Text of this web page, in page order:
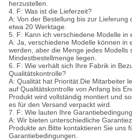
herzustellen.
4. F: Was ist die Lieferzeit?
A: Von der Bestellung bis zur Lieferung
etwa 20 Werktage.
5. F: Kann ich verschiedene Modelle in
A: Ja, verschiedene Modelle können in
werden, aber die Menge jedes Modells
Mindestbestellmenge liegen.
6. F: Wie verhält sich Ihre Fabrik in
Qualitätskontrolle?
A: Qualität hat Priorität.Die Mitarbeiter
auf Qualitätskontrolle von Anfang bis
Produkt wird vollständig montiert und
es für den Versand verpackt wird.
7. F: Wie lauten Ihre
A: Wir bieten unterschiedliche
Produkte an.Bitte kontaktieren Sie uns
Garantiebedingungen.